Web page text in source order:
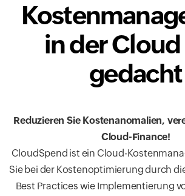
in der
gedacht
Reduzieren Sie Kostenanomalien,
Cloud-Finance!
CloudSpend ist ein Cloud-
Sie bei der Kostenoptimierung durch
Best Practices wie Implementierung